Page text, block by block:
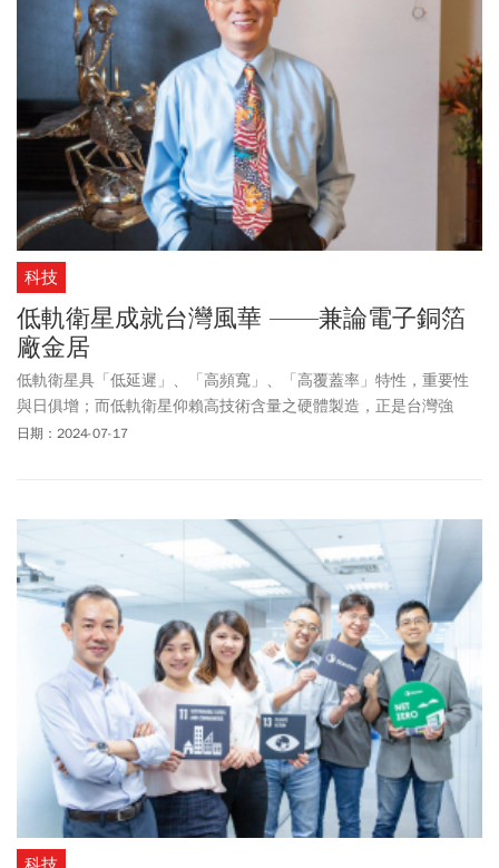
科技
低軌衛星成就台灣風華 ——兼論電子銅箔
廠金居
低軌衛星具「低延遲」、「高頻寬」、「高覆蓋率」特性，重要性
與日俱增；而低軌衛星仰賴高技術含量之硬體製造，正是台灣強
項。
日期：2024-07-17